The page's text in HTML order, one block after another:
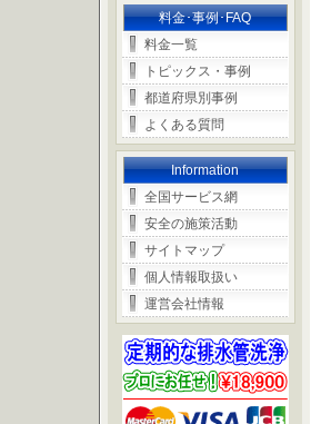
料金･事例･FAQ
料金一覧
トピックス・事例
都道府県別事例
よくある質問
Information
全国サービス網
安全の施策活動
サイトマップ
個人情報取扱い
運営会社情報